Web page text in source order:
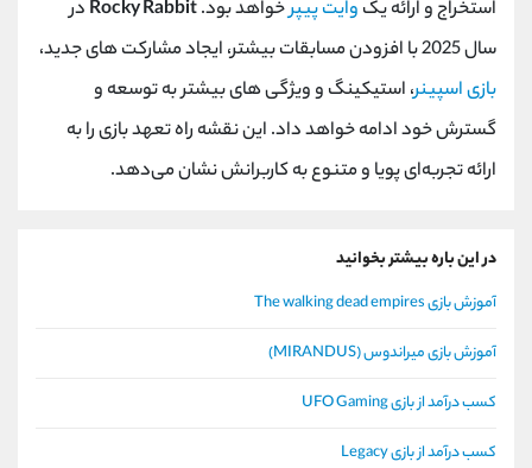
استخراج و ارائه یک وایت پیپرخواهد بود.Rocky Rabbit در
سال 2025 با افزودن مسابقات بیشتر، ایجاد مشارکت های جدید،
بازی اسپینر، استیکینگ و ویژگی های بیشتر به توسعه و
گسترش خود ادامه خواهد داد. این نقشه راه تعهد بازی را به
ارائه تجربه‌ای پویا و متنوع به کاربرانش نشان می‌دهد.
در این باره بیشتر بخوانید
آموزش بازی The walking dead empires
آموزش بازی میراندوس (MIRANDUS)
کسب درآمد از بازی UFO Gaming
کسب درآمد از بازی Legacy